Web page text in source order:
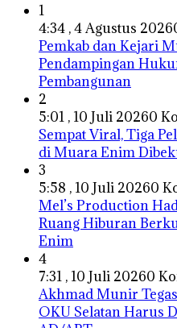
1
4:34 , 4 Agustus 2026
Pemkab dan Kejari
Pendampingan
Pembangunan
2
5:01 , 10 Juli 20260
Sempat Viral, Tiga
di Muara Enim
3
5:58 , 10 Juli 20260
Mel’s Production
Ruang Hiburan
Enim
4
7:31 , 10 Juli 20260
Akhmad Munir
OKU Selatan Harus